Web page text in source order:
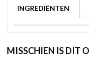
INGREDIËNTEN
MISSCHIEN IS DIT